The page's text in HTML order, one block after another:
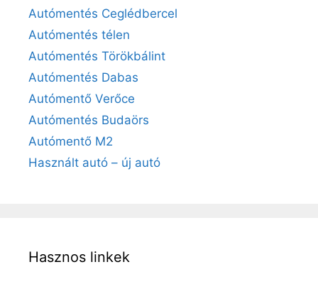
Autómentés Ceglédbercel
Autómentés télen
Autómentés Törökbálint
Autómentés Dabas
Autómentő Verőce
Autómentés Budaörs
Autómentő M2
Használt autó – új autó
Hasznos linkek